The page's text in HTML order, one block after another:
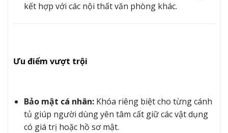
kết hợp với các nội thất văn phòng khác.
Ưu điểm vượt trội
Bảo mật cá nhân:Khóa riêng biệt cho từng cánh
tủ giúp người dùng yên tâm cất giữ các vật dụng
có giá trị hoặc hồ sơ mật.